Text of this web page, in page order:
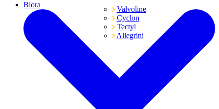
Valvoline
Cyclon
Tectyl
Allegrini
Biora